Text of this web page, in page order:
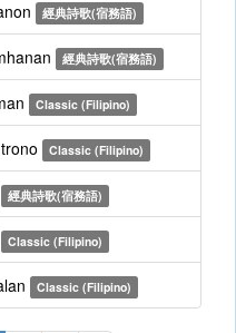
經典詩歌(宿務語)
經典詩歌(宿務語)
Classic (Filipino)
Classic (Filipino)
經典詩歌(宿務語)
Classic (Filipino)
Classic (Filipino)